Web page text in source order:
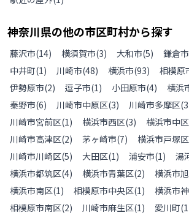
神奈川県の他の市区町村から探す
藤沢市(14) 横須賀市(3) 大和市(5) 鎌倉市
中井町(1) 川崎市(48) 横浜市(93) 相模原
伊勢原市(2) 逗子市(1) 小田原市(4) 横浜
秦野市(6) 川崎市中原区(3) 川崎市多摩区(3
川崎市宮前区(1) 横浜市西区(3) 横浜市中区
川崎市高津区(2) 茅ヶ崎市(7) 横浜市戸塚区
川崎市川崎区(5) 大田区(1) 浦安市(1) 湯
横浜市都筑区(4) 横浜市青葉区(2) 横浜市
横浜市南区(1) 相模原市中央区(1) 横浜市
相模原市南区(2) 川崎市麻生区(1) 愛川町(1